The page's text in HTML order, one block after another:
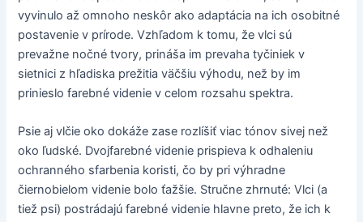
vyvinulo až omnoho neskôr ako adaptácia na ich osobitné
postavenie v prírode. Vzhľadom k tomu, že vlci sú
prevažne nočné tvory, prináša im prevaha tyčiniek v
sietnici z hľadiska prežitia väčšiu výhodu, než by im
prinieslo farebné videnie v celom rozsahu spektra.
Psie aj vlčie oko dokáže zase rozlíšiť viac tónov sivej než
oko ľudské. Dvojfarebné videnie prispieva k odhaleniu
ochranného sfarbenia koristi, čo by pri výhradne
čiernobielom videnie bolo ťažšie. Stručne zhrnuté: Vlci (a
tiež psi) postrádajú farebné videnie hlavne preto, že ich k